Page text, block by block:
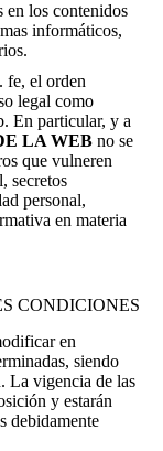
en los contenidos
informáticos,
fe, el orden
legal como
En particular, y a
LA WEB no se
que vulneren
secretos
personal,
en materia
CONDICIONES
en
siendo
La vigencia de las
y estarán
debidamente